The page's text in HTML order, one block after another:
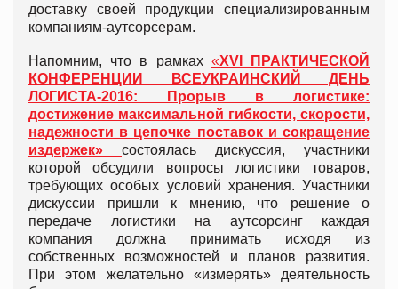
доставку своей продукции специализированным
компаниям-аутсорсерам.
Напомним, что в рамках «XVI
ПРАКТИЧЕСКОЙ
КОНФЕРЕНЦИИ ВСЕУКРАИНСКИЙ ДЕНЬ
ЛОГИСТА-2016: Прорыв в логистике:
достижение максимальной гибкости, скорости,
надежности в цепочке поставок и сокращение
издержек»
состоялась дискуссия, участники
которой обсудили вопросы логистики товаров,
требующих особых условий хранения. Участники
дискуссии пришли к мнению, что решение о
передаче логистики на аутсорсинг каждая
компания должна принимать исходя из
собственных возможностей и планов развития.
При этом желательно «измерять» деятельность